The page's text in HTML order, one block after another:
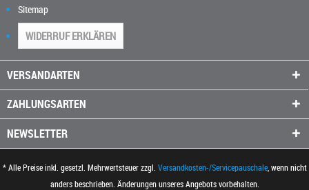
Sitemap
WIDERRUF ERKLÄREN
VERSANDARTEN
ZAHLUNGSARTEN
NEWSLETTER
* Alle Preise inkl. gesetzl. Mehrwertsteuer zzgl. Versandkosten-/Servicepauschale, wenn nicht
anders beschrieben. Änderungen unseres Angebots vorbehalten.